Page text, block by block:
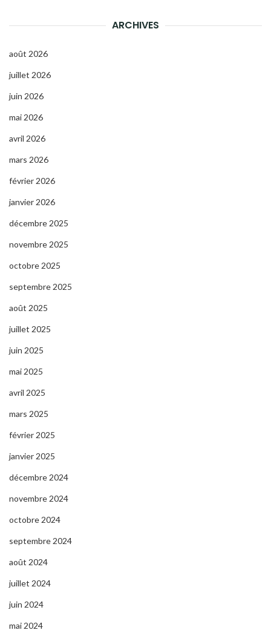
ARCHIVES
août 2026
juillet 2026
juin 2026
mai 2026
avril 2026
mars 2026
février 2026
janvier 2026
décembre 2025
novembre 2025
octobre 2025
septembre 2025
août 2025
juillet 2025
juin 2025
mai 2025
avril 2025
mars 2025
février 2025
janvier 2025
décembre 2024
novembre 2024
octobre 2024
septembre 2024
août 2024
juillet 2024
juin 2024
mai 2024